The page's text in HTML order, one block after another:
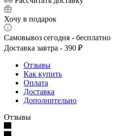
Хочу в подарок
Самовывоз сегодня - бесплатно
Доставка завтра - 390 ₽
Отзывы
Как купить
Оплата
Доставка
Дополнительно
Отзывы